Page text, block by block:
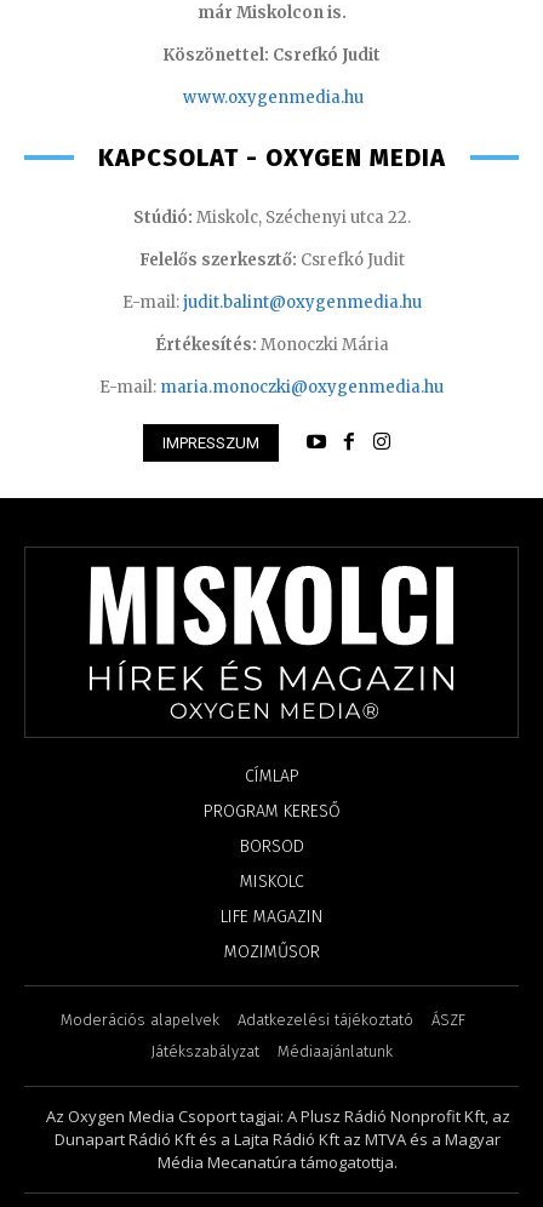
már Miskolcon is.
Köszönettel: Csrefkó Judit
www.oxygenmedia.hu
KAPCSOLAT - OXYGEN MEDIA
Stúdió: Miskolc, Széchenyi utca 22.
Felelős szerkesztő: Csrefkó Judit
E-mail:judit.balint@oxygenmedia.hu
Értékesítés: Monoczki Mária
E-mail: maria.monoczki@oxygenmedia.hu
IMPRESSZUM
CÍMLAP
PROGRAM KERESŐ
BORSOD
MISKOLC
LIFE MAGAZIN
MOZIMŰSOR
Moderációs alapelvek Adatkezelési tájékoztató
ÁSZF
Játékszabályzat
Médiaajánlatunk
Az Oxygen Media Csoport tagjai: A Plusz Rádió Nonprofit Kft, az
Dunapart Rádió Kft és a Lajta Rádió Kft az MTVA és a Magyar
Média Mecanatúra támogatottja.